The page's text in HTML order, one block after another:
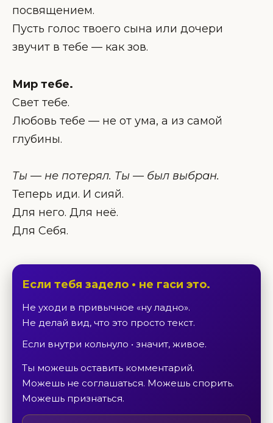
посвящением.
Пусть голос твоего сына или дочери
звучит в тебе — как зов.
Мир тебе.
Свет тебе.
Любовь тебе — не от ума, а из самой
глубины.
Ты — не потерял. Ты — был выбран.
Теперь иди. И сияй.
Для него. Для неё.
Для Себя.
Если тебя задело • не гаси это.
Не уходи в привычное «ну ладно».
Не делай вид, что это просто текст.
Если внутри кольнуло • значит, живое.
Ты можешь оставить комментарий.
Можешь не соглашаться. Можешь спорить.
Можешь признаться.